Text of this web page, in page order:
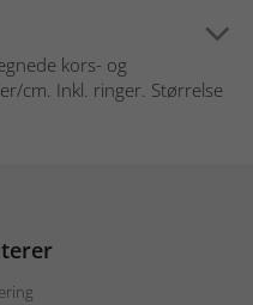
kors- og
cm. Inkl. ringer. Størrelse